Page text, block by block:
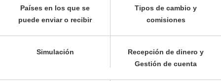
Países en los que se
puede enviar o recibir
Tipos de cambio y
comisiones
Simulación
Recepción de dinero y
Gestión de cuenta